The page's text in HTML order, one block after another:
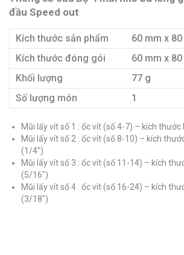
đầu Speed out
Kích thước sản phẩm
60 mm x
Kích thước đóng gói
60 mm x
Khối lượng
77 g
Số lượng món
1
Mũi lấy vít số 1 : ốc vít (số 4-7) – kích
Mũi lấy vít số 2 : ốc vít (số 8-10) – kích
(1/4″)
Mũi lấy vít số 3 : ốc vít (số 11-14) – kích
(5/16″)
Mũi lấy vít số 4 : ốc vít (số 16-24) – kích
(3/18″)